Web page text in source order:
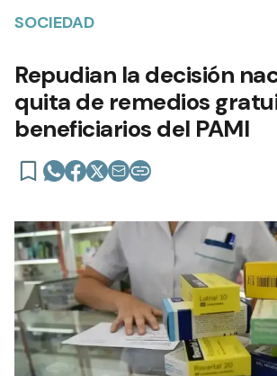
SOCIEDAD
Repudian la decisión
quita de remedios
beneficiarios del PAMI